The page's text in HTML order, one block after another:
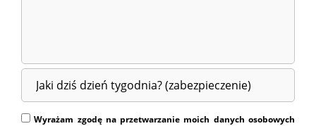
Wyrażam zgodę na przetwarzanie moich danych osobowych